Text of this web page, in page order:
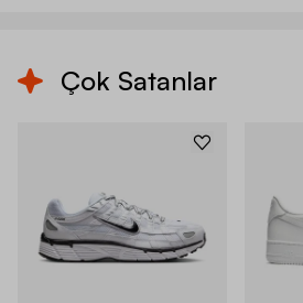
Çok Satanlar